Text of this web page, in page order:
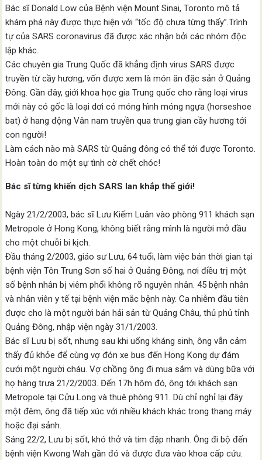
Bác sĩ Donald Low của Bệnh viện Mount Sinai, Toronto mô tả
khám phá này được thực hiện với “tốc độ chưa từng thấy”.Trình
tự của SARS coronavirus đã được xác nhận bởi các nhóm độc
lập khác.
Các chuyên gia Trung Quốc đã khẳng định virus SARS được
truyền từ cầy hương, vốn được xem là món ăn đặc sản ở Quảng
Đông. Gần đây, giới khoa học gia Trung quốc cho rằng loại virus
mới này có gốc là loại dơi có móng hình móng ngựa (horseshoe
bat) ở hang động Vân nam truyền qua trung gian cầy hương tới
con người!
Làm cách nào mà SARS từ Quảng đông có thể tới được Toronto.
Hoàn toàn do một sự tình cờ chết chóc!
Bác sĩ từng khiến dịch SARS lan khắp thế giới!
Ngày 21/2/2003, bác sĩ Lưu Kiếm Luân vào phòng 911 khách sạn
Metropole ở Hong Kong, không biết rằng mình là người mở đầu
cho một chuỗi bi kịch.
Đầu tháng 2/2003, giáo sư Lưu, 64 tuổi, làm việc bán thời gian tại
bệnh viện Tôn Trung Sơn số hai ở Quảng Đông, nơi điều trị một
số bệnh nhân bị viêm phổi không rõ nguyên nhân. 45 bệnh nhân
và nhân viên y tế tại bệnh viện mắc bệnh này. Ca nhiễm đầu tiên
được cho là một người bán hải sản từ Quảng Châu, thủ phủ tỉnh
Quảng Đông, nhập viện ngày 31/1/2003.
Bác sĩ Lưu bị sốt, nhưng sau khi uống kháng sinh, ông vẫn cảm
thấy đủ khỏe để cùng vợ đón xe bus đến Hong Kong dự đám
cưới một người cháu. Vợ chồng ông đi mua sắm và dùng bữa với
họ hàng trưa 21/2/2003. Đến 17h hôm đó, ông tới khách sạn
Metropole tại Cửu Long và thuê phòng 911. Dù chỉ nghỉ lại đây
một đêm, ông đã tiếp xúc với nhiều khách khác trong thang máy
hoặc đại sảnh.
Sáng 22/2, Lưu bị sốt, khó thở và tim đập nhanh. Ông đi bộ đến
bệnh viện Kwong Wah gần đó và được đưa vào khoa cấp cứu.